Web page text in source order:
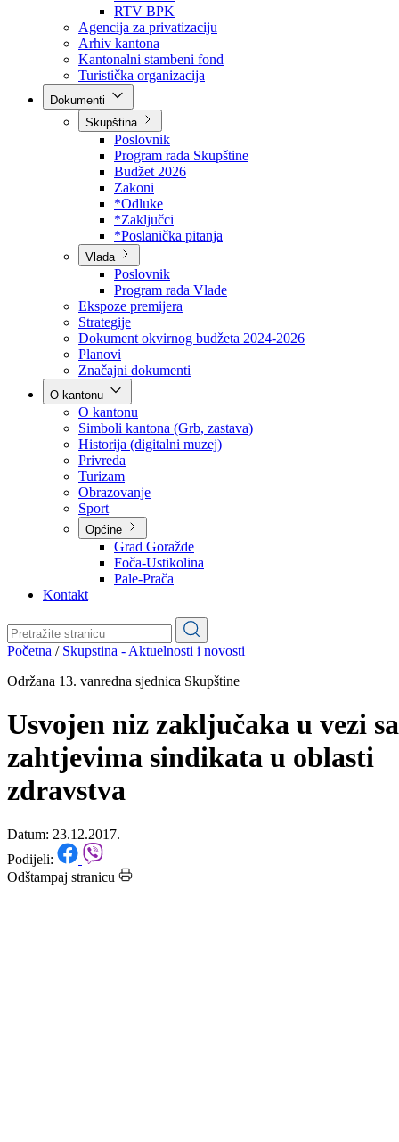
Direkcija za šumarstvo
Javna preduzeća
BPK šume
RTV BPK
Agencija za privatizaciju
Arhiv kantona
Kantonalni stambeni fond
Turistička organizacija
Skupština
Poslovnik
Program rada Skupštine
Budžet 2026
Zakoni
*Odluke
*Zaključci
*Poslanička pitanja
Vlada
Poslovnik
Program rada Vlade
Ekspoze premijera
Strategije
Dokument okvirnog budžeta 2024-2026
Planovi
Značajni dokumenti
O kantonu
O kantonu
Simboli kantona (Grb, zastava)
Historija (digitalni muzej)
Privreda
Turizam
Obrazovanje
Općine
Pale-Prača
Kontakt
Održana 13. vanredna sjednica Skupštine
Usvojen niz zaključaka u vezi sa
zahtjevima sindikata u oblasti
zdravstva
Datum: 23.12.2017.